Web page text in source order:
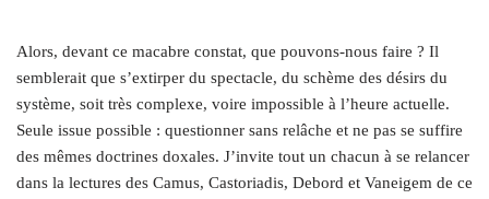
Alors, devant ce macabre constat, que pouvons-nous faire ? Il
semblerait que s’extirper du spectacle, du schème des désirs du
système, soit très complexe, voire impossible à l’heure actuelle.
Seule issue possible : questionner sans relâche et ne pas se suffire
des mêmes doctrines doxales. J’invite tout un chacun à se relancer
dans la lectures des Camus, Castoriadis, Debord et Vaneigem de ce